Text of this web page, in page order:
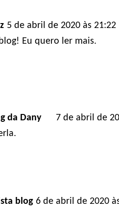
5 de abril de 2020 às 21:22
Eu quero ler mais.
da Dany
7 de abril de
blog 6 de abril de 2020